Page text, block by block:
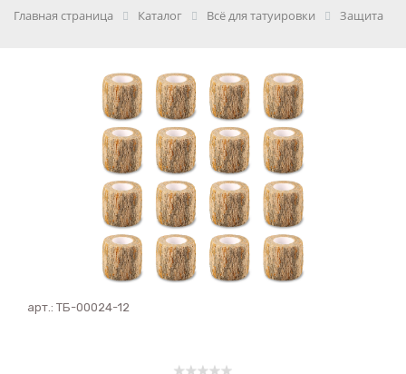
Главная страница Каталог Всё для татуировки Защита
арт.: ТБ-00024-12